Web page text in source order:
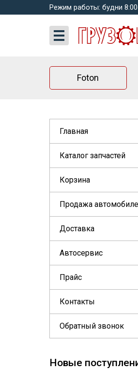
Режим работы: будни
Foton
Главная
Каталог запчастей
Корзина
Продажа
Доставка
Автосервис
Прайс
Контакты
Обратный звонок
Новые